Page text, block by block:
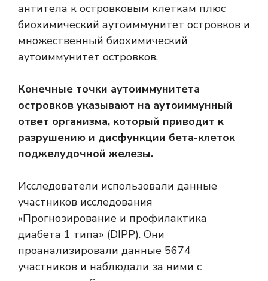
антитела к островковым клеткам плюс
биохимический аутоиммунитет островков и
множественный биохимический
аутоиммунитет островков.
Конечные точки аутоиммунитета
островков указывают на аутоиммунный
ответ организма, который приводит к
разрушению и дисфункции бета-клеток
поджелудочной железы.
Исследователи использовали данные
участников исследования
«Прогнозирование и профилактика
диабета 1 типа» (DIPP). Они
проанализировали данные 5674
участников и наблюдали за ними с